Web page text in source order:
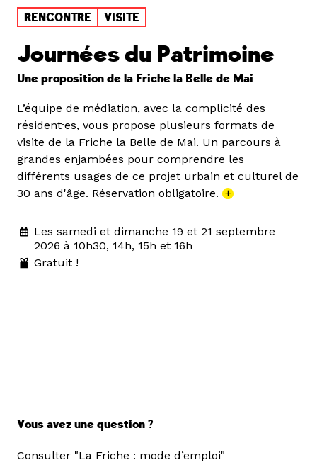
RENCONTRE VISITE
Journées du Patrimoine
Une proposition de la Friche la Belle de Mai
L’équipe de médiation, avec la complicité des
résident·es, vous propose plusieurs formats de
visite de la Friche la Belle de Mai. Un parcours à
grandes enjambées pour comprendre les
différents usages de ce projet urbain et culturel de
30 ans d'âge. Réservation obligatoire. +
Les samedi et dimanche 19 et 21 septembre
2026 à 10h30, 14h, 15h et 16h
Gratuit !
Vous avez une question ?
Consulter "La Friche : mode d’emploi"